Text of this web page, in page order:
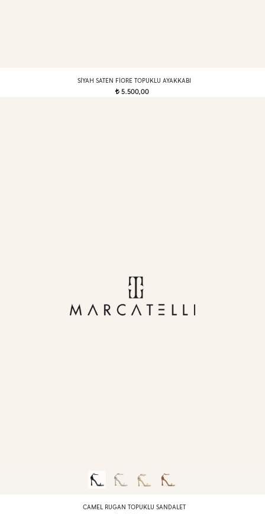
SIYAH SATEN FIORE TOPUKLU AYAKKABI
t5.500,00
CAMEL RUGAN TOPUKLU SANDALET